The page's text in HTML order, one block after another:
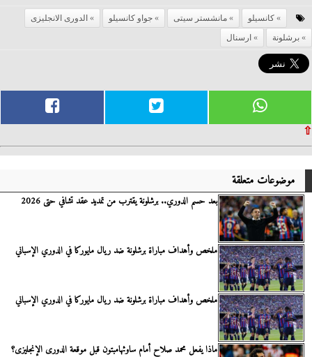
كانسيلو مانشستر سيتى جواو كانسيلو
الدورى الانجليزى
برشلونة
ارسنال
⇧
موضوعات متعلقة
بعد حسم الدوري.. برشلونة يقترب من تمديد عقد تشافي حتى 2026
ملخص وأهداف مباراة برشلونة ضد ريال مايوركا في الدوري الإسباني
ملخص وأهداف مباراة برشلونة ضد ريال مايوركا في الدوري الإسباني
ماذا يفعل محمد صلاح أمام ساوثهامبتون قبل موقعة الدورى الإنجليزى؟